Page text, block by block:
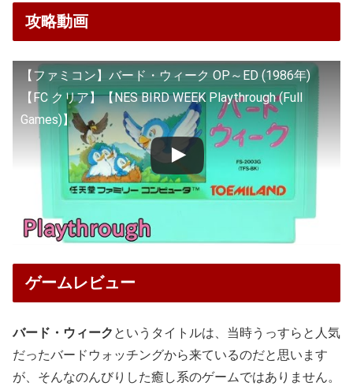
攻略動画
【ファミコン】バード・ウィーク OP～ED (1986年)
【FC クリア】【NES BIRD WEEK Playthrough (Full
Games)】
ゲームレビュー
バード・ウィーク というタイトルは、当時うっすらと人気
だったバードウォッチングから来ているのだと思います
が、そんなのんびりした癒し系のゲームではありません。